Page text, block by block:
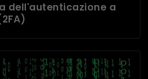
dell'autenticazione a